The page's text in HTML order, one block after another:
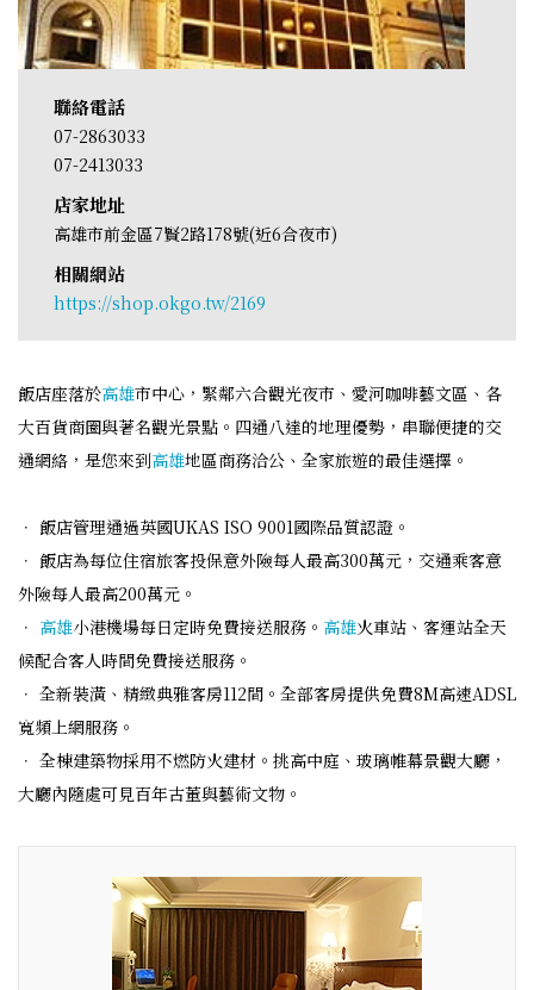
聯絡電話
07-2863033
07-2413033
店家地址
高雄市前金區7賢2路178號(近6合夜市)
相關網站
https://shop.okgo.tw/2169
飯店座落於高雄市中心，緊鄰六合觀光夜市、愛河咖啡藝文區、各
大百貨商圈與著名觀光景點。四通八達的地理優勢，串聯便捷的交
通網絡，是您來到高雄地區商務洽公、全家旅遊的最佳選擇。
． 飯店管理通過英國UKAS ISO 9001國際品質認證。
． 飯店為每位住宿旅客投保意外險每人最高300萬元，交通乘客意
外險每人最高200萬元。
． 高雄小港機場每日定時免費接送服務。 高雄火車站、客運站全天
候配合客人時間免費接送服務。
． 全新裝潢、精緻典雅客房112間。全部客房提供免費8M高速ADSL
寬頻上網服務。
． 全棟建築物採用不燃防火建材。挑高中庭、玻璃帷幕景觀大廳，
大廳內隨處可見百年古董與藝術文物。